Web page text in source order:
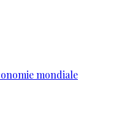
mondiale